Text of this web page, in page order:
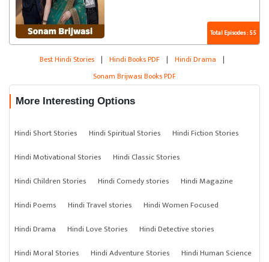
Total Episodes : 55
Best Hindi Stories | Hindi Books PDF | Hindi Drama |
Sonam Brijwasi Books PDF
More Interesting Options
Hindi Short Stories Hindi Spiritual Stories
Hindi Fiction Stories
Hindi Motivational Stories
Hindi Classic Stories
Hindi Children Stories
Hindi Comedy stories
Hindi Magazine
Hindi Poems
Hindi Travel stories
Hindi Women Focused
Hindi Drama
Hindi Love Stories
Hindi Detective stories
Hindi Moral Stories
Hindi Adventure Stories Hindi Human Science